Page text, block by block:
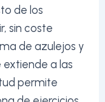
de los
sin coste
de azulejos y
extiende a las
permite